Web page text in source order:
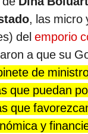
, las micro
del emporio
a que su
de
que puedan
que
y